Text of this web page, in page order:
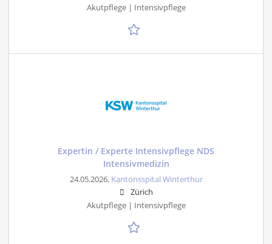
Akutpflege | Intensivpflege
Expertin / Experte Intensivpflege NDS
Intensivmedizin
24.05.2026, Kantonsspital Winterthur
Zürich
Akutpflege | Intensivpflege